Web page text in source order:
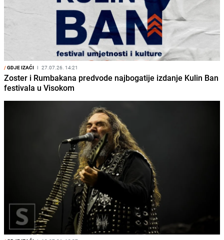
/GDJE IZAĆI I 27.07.26. 14:21
Zoster i Rumbakana predvode najbogatije izdanje Kulin Ban
festivala u Visokom